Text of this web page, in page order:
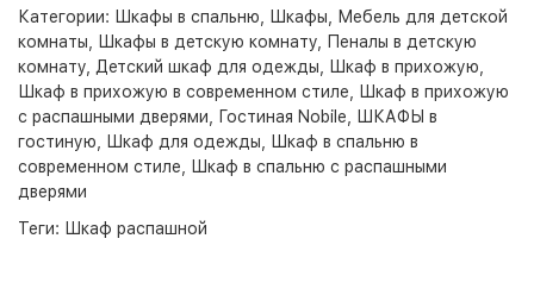
Категории: Шкафы в спальню Шкафы
Мебель для детской
комнаты
Шкафы в детскую комнату Пеналы в детскую
комнату Детский шкаф для одежды Шкаф в прихожую
Шкаф в прихожую в современном стиле
Шкаф в прихожую
с распашными дверями
Гостиная Nobile
ШКАФЫ в
гостиную
Шкаф для одежды
Шкаф в спальню в
современном стиле
Шкаф в спальню с распашными
дверями
Теги: Шкаф распашной